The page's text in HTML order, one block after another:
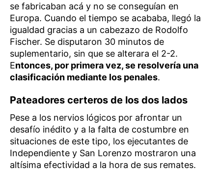
se fabricaban acá y no se conseguían en
Europa. Cuando el tiempo se acababa, llegó la
igualdad gracias a un cabezazo de Rodolfo
Fischer. Se disputaron 30 minutos de
suplementario, sin que se alterara el 2-2.
Entonces, por primera vez, se resolvería una
clasificación mediante los penales.
Pateadores certeros de los dos lados
Pese a los nervios lógicos por afrontar un
desafío inédito y a la falta de costumbre en
situaciones de este tipo, los ejecutantes de
Independiente y San Lorenzo mostraron una
altísima efectividad a la hora de sus remates.